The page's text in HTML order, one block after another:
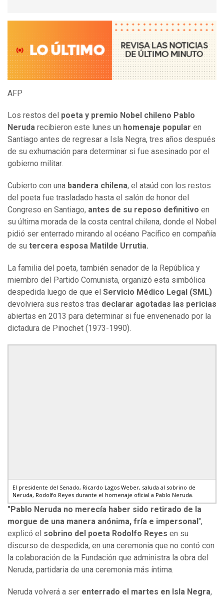
AFP
Los restos del poeta y premio Nobel chileno Pablo
Neruda recibieron este lunes un homenaje popular en
Santiago antes de regresar a Isla Negra, tres años después
de su exhumación para determinar si fue asesinado por el
gobierno militar.
Cubierto con una bandera chilena, el ataúd con los restos
del poeta fue trasladado hasta el salón de honor del
Congreso en Santiago, antes de su reposo definitivo en
su última morada de la costa central chilena, donde el Nobel
pidió ser enterrado mirando al océano Pacífico en compañía
de su tercera esposa Matilde Urrutia.
La familia del poeta, también senador de la República y
miembro del Partido Comunista, organizó esta simbólica
despedida luego de que el Servicio Médico Legal (SML)
devolviera sus restos tras declarar agotadas las pericias
abiertas en 2013 para determinar si fue envenenado por la
dictadura de Pinochet (1973-1990).
El presidente del Senado, Ricardo Lagos Weber, saluda al sobrino de
Neruda, Rodolfo Reyes durante el homenaje oficial a Pablo Neruda.
"Pablo Neruda no merecía haber sido retirado de la
morgue de una manera anónima, fría e impersonal ",
explicó el sobrino del poeta Rodolfo Reyes en su
discurso de despedida, en una ceremonia que no contó con
la colaboración de la Fundación que administra la obra del
Neruda, partidaria de una ceremonia más íntima.
Neruda volverá a ser enterrado el martes en Isla Negra,